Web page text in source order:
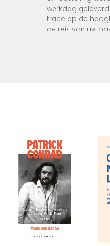
werkdag
trace op de
de reis van uw